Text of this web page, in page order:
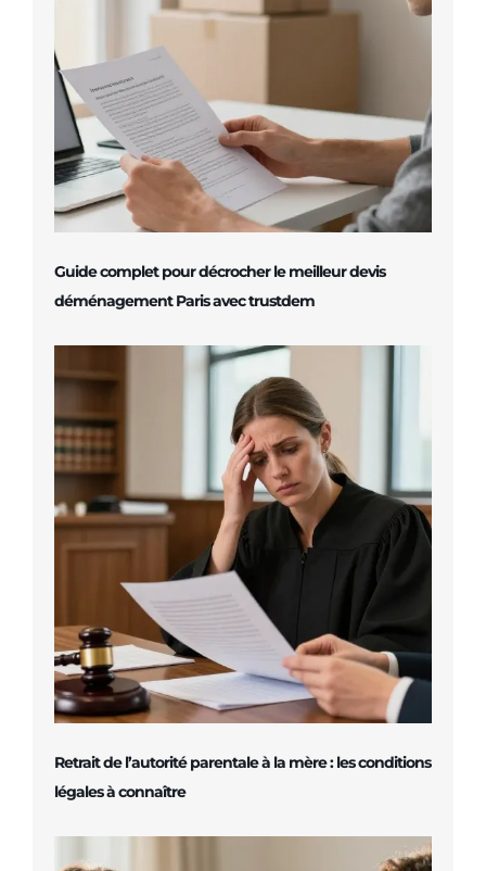
Guide complet pour décrocher le meilleur devis
déménagement Paris avec trustdem
Retrait de l’autorité parentale à la mère : les conditions
légales à connaître